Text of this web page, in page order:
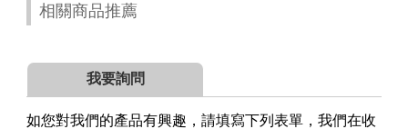
相關商品推薦
我要詢問
如您對我們的產品有興趣，請填寫下列表單，我們在收